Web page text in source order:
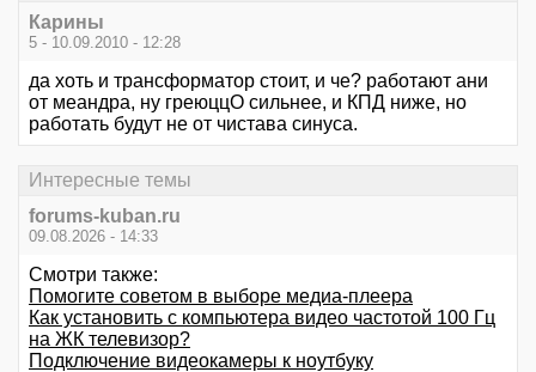
Карины
5 - 10.09.2010 - 12:28
да хоть и трансформатор стоит, и че? работают ани
от меандра, ну греюццО сильнее, и КПД ниже, но
работать будут не от чистава синуса.
Интересные темы
forums-kuban.ru
09.08.2026 - 14:33
Смотри также:
Помогите советом в выборе медиа-плеера
Как установить с компьютера видео частотой 100 Гц
на ЖК телевизор?
Подключение видеокамеры к ноутбуку